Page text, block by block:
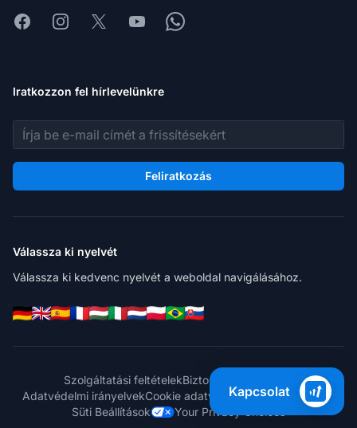
FacebookInstagram
X YoutubeWhatsapp
Iratkozzon fel hírlevelünkre
E-mail cím
Feliratkozás
Válassza ki nyelvét
Válassza ki kedvenc nyelvét a weboldal navigálásához.
Szolgáltatási feltételekBiztonsági irányelvek
Adatvédelmi irányelvekCookie adatvédelmi irányelvek GDPR
Süti Beállítások
Your Privacy Choices
Kapcsolat